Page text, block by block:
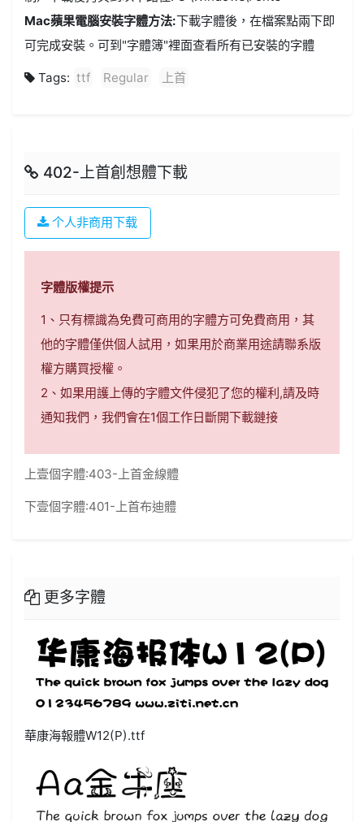
Mac蘋果電腦安裝字體方法:下載字體後，在檔案點兩下即
可完成安裝。可到"字體簿"裡面查看所有已安裝的字體
Tags: ttf Regular 上首
402-上首創想體下載
个人非商用下载
字體版權提示
1、只有標識為免費可商用的字體方可免費商用，其
他的字體僅供個人試用，如果用於商業用途請聯系版
權方購買授權。
2、如果用護上傳的字體文件侵犯了您的權利,請及時
通知我們，我們會在1個工作日斷開下載鏈接
上壹個字體:403-上首金線體
下壹個字體:401-上首布迪體
更多字體
華康海報體W12(P).ttf